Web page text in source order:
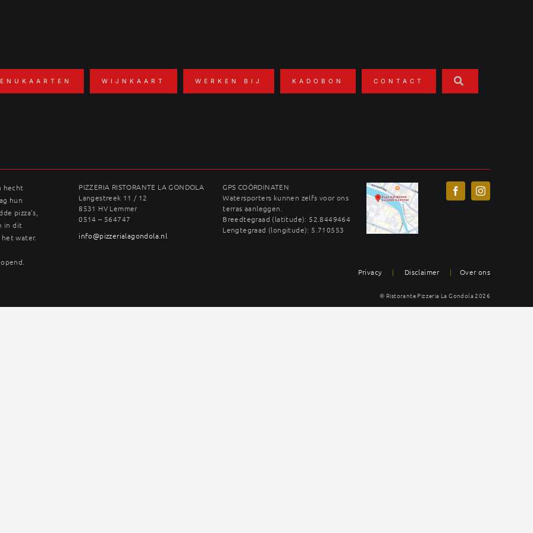
WIJNKAART WERKEN BIJ KADOBON CONTACT
hecht
hun
pizza’s,
in dit
water.
PIZZERIA RISTORANTE LA GONDOLA
Langestreek 11 / 12
8531 HV Lemmer
0514 – 564747
info@pizzerialagondola.nl
GPS COÖRDINATEN
Watersporters kunnen zelfs voor ons
terras aanleggen.
Breedtegraad (latitude): 52.8449464
Lengtegraad (longitude): 5.710553
Privacy | Disclaimer | Over ons
© Ristorante Pizzeria La Gondola 2026